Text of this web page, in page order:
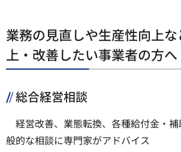
業務の見直しや生産性向上
上・改善したい事業者の方へ
総合経営相談
経営改善、業態転換、各種給付金・
般的な相談に専門家がアドバイス